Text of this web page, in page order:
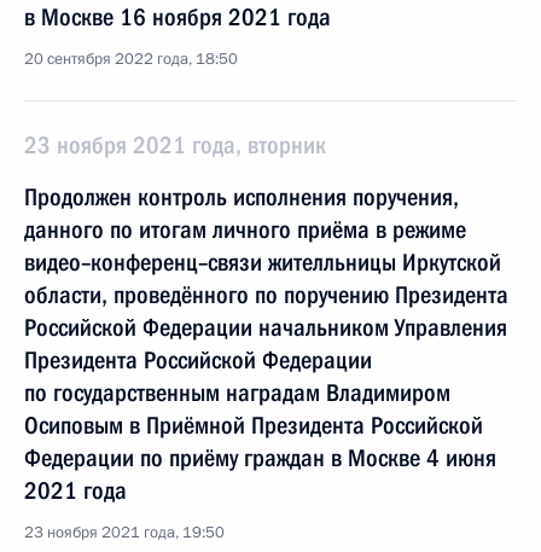
в Москве 16 ноября 2021 года
20 сентября 2022 года, 18:50
23 ноября 2021 года, вторник
Продолжен контроль исполнения поручения,
данного по итогам личного приёма в режиме
видео–конференц–связи жителльницы Иркутской
области, проведённого по поручению Президента
Российской Федерации начальником Управления
Президента Российской Федерации
по государственным наградам Владимиром
Осиповым в Приёмной Президента Российской
Федерации по приёму граждан в Москве 4 июня
2021 года
23 ноября 2021 года, 19:50